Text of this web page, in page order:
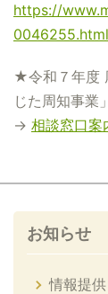
https://
0046255.html
★令和７年度
じた周知事
→ 相談窓口案
お知らせ
情報提